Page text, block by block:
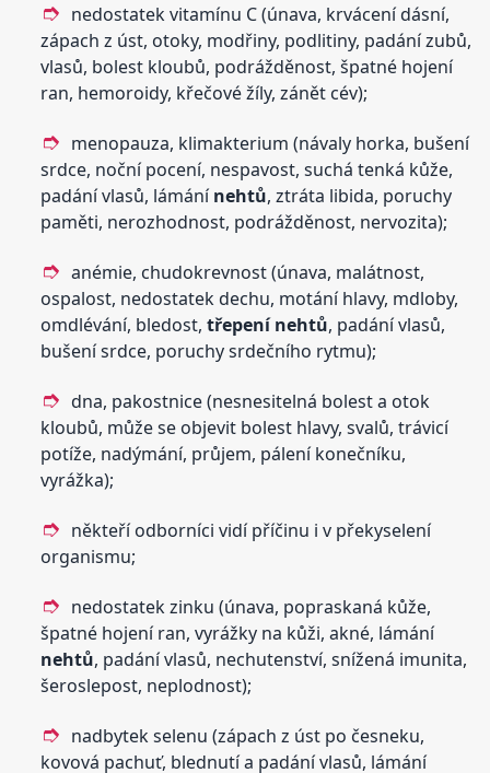
nedostatek vitamínu C (únava, krvácení dásní,
zápach z úst, otoky, modřiny, podlitiny, padání zubů,
vlasů, bolest kloubů, podrážděnost, špatné hojení
ran, hemoroidy, křečové žíly, zánět cév);
menopauza, klimakterium (návaly horka, bušení
srdce, noční pocení, nespavost, suchá tenká kůže,
padání vlasů, lámánínehtů, ztráta libida, poruchy
paměti, nerozhodnost, podrážděnost, nervozita);
anémie, chudokrevnost (únava, malátnost,
ospalost, nedostatek dechu, motání hlavy, mdloby,
omdlévání, bledost,třepení nehtů, padání vlasů,
bušení srdce, poruchy srdečního rytmu);
dna, pakostnice (nesnesitelná bolest a otok
kloubů, může se objevit bolest hlavy, svalů, trávicí
potíže, nadýmání, průjem, pálení konečníku,
vyrážka);
někteří odborníci vidí příčinu i v překyselení
organismu;
nedostatek zinku (únava, popraskaná kůže,
špatné hojení ran, vyrážky na kůži, akné, lámání
nehtů, padání vlasů, nechutenství, snížená imunita,
šeroslepost, neplodnost);
nadbytek selenu (zápach z úst po česneku,
kovová pachuť, blednutí a padání vlasů, lámání